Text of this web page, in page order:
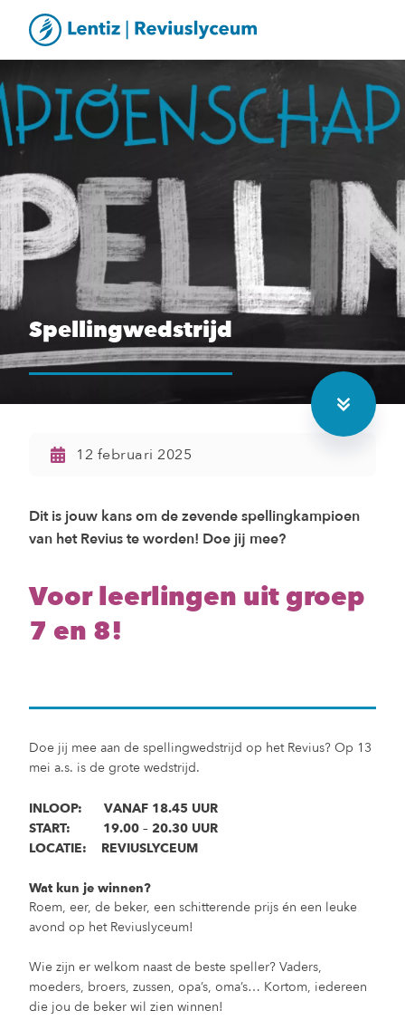
Spellingwedstrijd
12 februari 2025
Dit is jouw kans om de zevende spellingkampioen
van het Revius te worden! Doe jij mee?
Voor leerlingen uit groep
7 en 8!
Doe jij mee aan de spellingwedstrijd op het Revius? Op 13
mei a.s. is de grote wedstrijd.
INLOOP: VANAF 18.45 UUR
START: 19.00 – 20.30 UUR
LOCATIE: REVIUSLYCEUM
Wat kun je winnen?
Roem, eer, de beker, een schitterende prijs én een leuke
avond op het Reviuslyceum!
Wie zijn er welkom naast de beste speller? Vaders,
moeders, broers, zussen, opa’s, oma’s… Kortom, iedereen
die jou de beker wil zien winnen!